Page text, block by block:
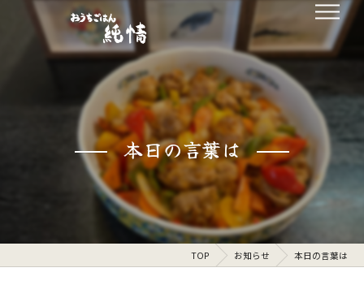
本日の言葉は
TOP お知らせ 本日の言葉は